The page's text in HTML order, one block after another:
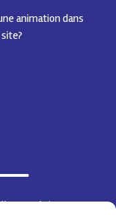
animation dans
- Belgique